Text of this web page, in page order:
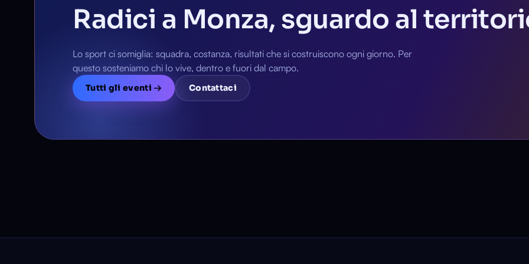
Radici a Monza, sguardo al
Lo sport ci somiglia: squadra, costanza, risultati che si costruiscono ogni giorno. Per
questo sosteniamo chi lo vive, dentro e fuori dal campo.
Tutti gli eventi → Contattaci